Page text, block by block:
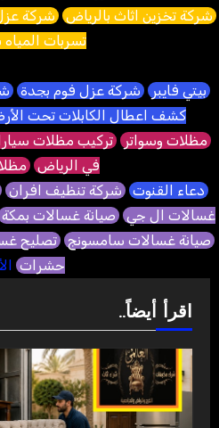
شركة تخزين اثاث بالرياض شركة
تسربات
بيتي فايبر شركة عزل فوم بجدة
كشف اعطال الكابلات تحت
مظلات وسواتر تركيب مظلات
في الرياض
دعاء القنوت شركة تنظيف افران
غسالات ال جي صيانة غسالات
صيانة غسالات سامسونج تصليح
حشرات
اقرأ أيضاً..